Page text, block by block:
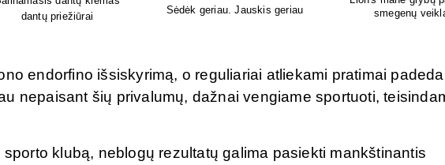
smegenų veiklai
skoniui, grožiui.
Gydytojos sukurti
papildai!
endorfino išsiskyrimą, o reguliariai atliekami pratimai padeda
nepaisant šių privalumų, dažnai vengiame sportuoti,
klubą, neblogų rezultatų galima pasiekti mankštinantis